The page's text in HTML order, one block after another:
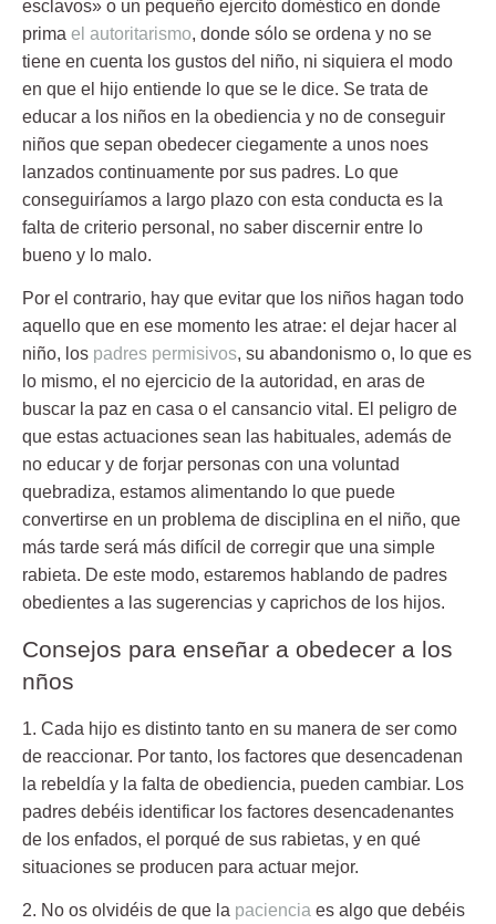
esclavos» o un pequeño ejercito doméstico en donde
prima el autoritarismo, donde sólo se ordena y no se
tiene en cuenta los gustos del niño, ni siquiera el modo
en que el hijo entiende lo que se le dice. Se trata de
educar a los niños en la obediencia y no de conseguir
niños que sepan obedecer ciegamente a unos noes
lanzados continuamente por sus padres. Lo que
conseguiríamos a largo plazo con esta conducta es la
falta de criterio personal, no saber discernir entre lo
bueno y lo malo.
Por el contrario, hay que evitar que los niños hagan todo
aquello que en ese momento les atrae: el dejar hacer al
niño, los padres permisivos, su abandonismo o, lo que es
lo mismo, el no ejercicio de la autoridad, en aras de
buscar la paz en casa o el cansancio vital. El peligro de
que estas actuaciones sean las habituales, además de
no educar y de forjar personas con una voluntad
quebradiza, estamos alimentando lo que puede
convertirse en un problema de disciplina en el niño, que
más tarde será más difícil de corregir que una simple
rabieta. De este modo, estaremos hablando de padres
obedientes a las sugerencias y caprichos de los hijos.
Consejos para enseñar a obedecer a los
nños
1. Cada hijo es distinto tanto en su manera de ser como
de reaccionar. Por tanto, los factores que desencadenan
la rebeldía y la falta de obediencia, pueden cambiar. Los
padres debéis identificar los factores desencadenantes
de los enfados, el porqué de sus rabietas, y en qué
situaciones se producen para actuar mejor.
2. No os olvidéis de que la paciencia es algo que debéis